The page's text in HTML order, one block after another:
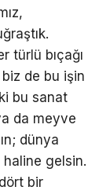
türlü bıçağı
de bu işin
bu sanat
da meyve
dünya
gelsin.
bir